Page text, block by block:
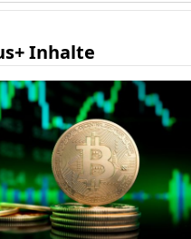
Inhalte